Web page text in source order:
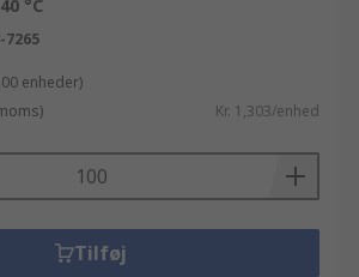
°C
7265
enheder)
Kr. 1,303/enhed
Tilføj